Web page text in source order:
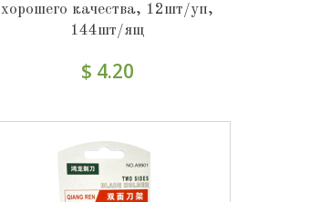
хорошего качества, 12шт/уп,
144шт/ящ
$ 4.20